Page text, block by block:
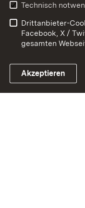
Link zum
Barrierefreiheit
Impressum
Technisch
Drittanbieter-
Facebook, X /
gesamten
Akzeptieren